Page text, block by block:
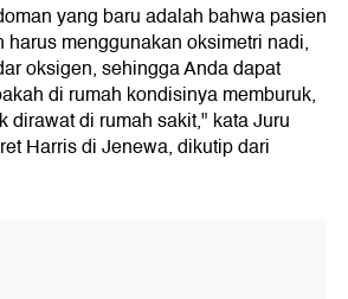
yang baru adalah bahwa pasien
harus menggunakan oksimetri nadi,
oksigen, sehingga Anda dapat
di rumah kondisinya memburuk,
dirawat di rumah sakit," kata Juru
Harris di Jenewa, dikutip dari